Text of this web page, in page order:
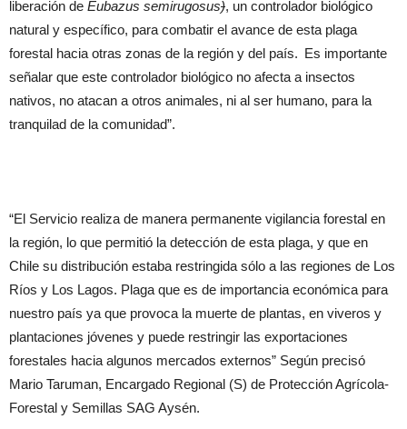
liberación de Eubazus semirugosus), un controlador biológico
natural y específico, para combatir el avance de esta plaga
forestal hacia otras zonas de la región y del país. Es importante
señalar que este controlador biológico no afecta a insectos
nativos, no atacan a otros animales, ni al ser humano, para la
tranquilad de la comunidad”.
“El Servicio realiza de manera permanente vigilancia forestal en
la región, lo que permitió la detección de esta plaga, y que en
Chile su distribución estaba restringida sólo a las regiones de Los
Ríos y Los Lagos. Plaga que es de importancia económica para
nuestro país ya que provoca la muerte de plantas, en viveros y
plantaciones jóvenes y puede restringir las exportaciones
forestales hacia algunos mercados externos” Según precisó
Mario Taruman, Encargado Regional (S) de Protección Agrícola-
Forestal y Semillas SAG Aysén.